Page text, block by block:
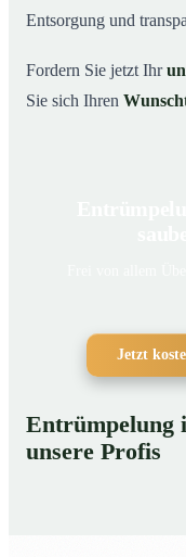
Entsorgung und
Fordern Sie jetzt Ihr
Sie sich Ihren
Jetzt
Entrümpelung
unsere Profis